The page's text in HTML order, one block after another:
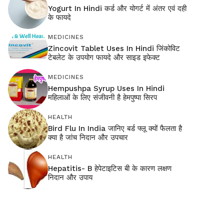
Yogurt In Hindi कर्ड और योगर्ट में अंतर एवं दही
के फायदे
MEDICINES
Zincovit Tablet Uses In Hindi जिंकोविट
टेबलेट के उपयोग फायदे और साइड इफेक्ट
MEDICINES
Hempushpa Syrup Uses In Hindi
महिलाओं के लिए संजीवनी है हेमपुष्पा सिरप
HEALTH
Bird Flu In India जानिए बर्ड फ्लू क्यों फैलता है
क्या है जांच निदान और उपचार
HEALTH
Hepatitis- B हेपेटाइटिस बी के कारण लक्षण
निदान और उपाय